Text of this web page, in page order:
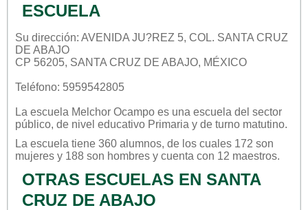
ESCUELA
Su dirección: AVENIDA JU?REZ 5, COL. SANTA CRUZ
DE ABAJO
CP 56205, SANTA CRUZ DE ABAJO, MÉXICO
Teléfono: 5959542805
La escuela Melchor Ocampo es una escuela del sector
público, de nivel educativo Primaria y de turno matutino.
La escuela tiene 360 alumnos, de los cuales 172 son
mujeres y 188 son hombres y cuenta con 12 maestros.
OTRAS ESCUELAS EN SANTA
CRUZ DE ABAJO